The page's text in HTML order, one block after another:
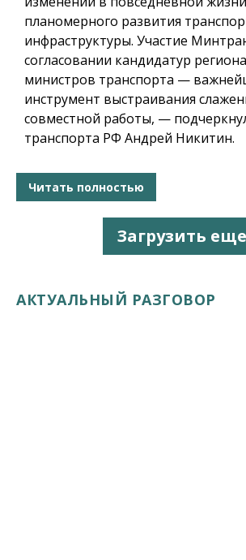
планомерного развития
инфраструктуры. Участие
согласовании кандидатур
министров транспорта —
инструмент выстраивания
совместной работы, —
транспорта РФ Андрей Никитин.
Читать полностью
Загрузить еще
АКТУАЛЬНЫЙ РАЗГОВОР